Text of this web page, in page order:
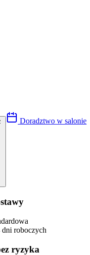
Doradztwo w salonie
roboczych
ryzyka